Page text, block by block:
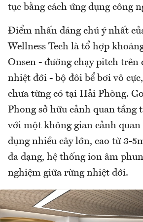
tục bằng cách ứng dụng công
Điểm nhấn đáng chú ý nhất
Wellness Tech là tổ hợp
Onsen - đường chạy pitch trên
nhiệt đới - bộ đôi bể bơi vô
chưa từng có tại Hải Phòng.
Phong sở hữu cảnh quan tầng
với một không gian cảnh quan
dụng nhiều cây lớn, cao từ 3-
đa dạng, hệ thống ion âm
nghiệm giữa rừng nhiệt đới.